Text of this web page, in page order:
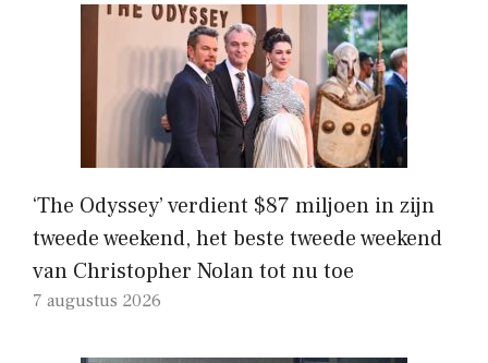
‘The Odyssey’ verdient $87 miljoen in zijn
tweede weekend, het beste tweede weekend
van Christopher Nolan tot nu toe
7 augustus 2026